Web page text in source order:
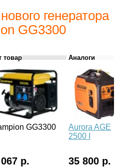
генератора
GG3300
товар Аналоги
GG3300
Aurora AGE
2500 І
р. 35 800 р.